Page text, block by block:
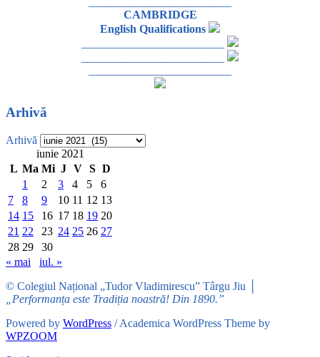
CAMBRIDGE
English Qualifications
Arhivă
Arhivă
iunie 2021
L Ma Mi J V S D
1
2 3 4 5
6
7
8 9 10 11 12 13
14 15 16 17 18 19 20
21 22 23 24 25 26 27
28 29
30
« mai
iul. »
© Colegiul Național „Tudor Vladimirescu” Târgu Jiu │
„Performanța este Tradiția noastră! Din 1890.”
Powered by WordPress / Academica WordPress Theme by
WPZOOM